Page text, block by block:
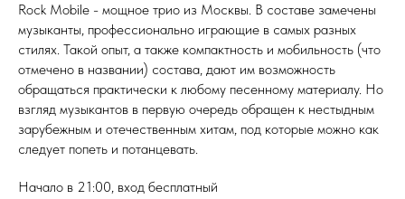
Rock Mobile - мощное трио из Москвы. В составе замечены
музыканты, профессионально играющие в самых разных
стилях. Такой опыт, а также компактность и мобильность (что
отмечено в названии) состава, дают им возможность
обращаться практически к любому песенному материалу. Но
взгляд музыкантов в первую очередь обращен к нестыдным
зарубежным и отечественным хитам, под которые можно как
следует попеть и потанцевать.
Начало в 21:00, вход бесплатный